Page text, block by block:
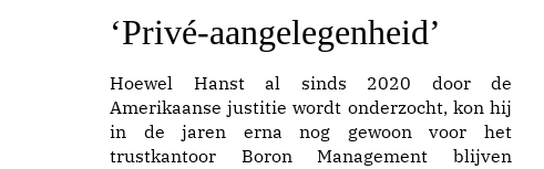
‘Privé-aangelegenheid’
Hoewel Hanst al sinds 2020 door de
Amerikaanse justitie wordt onderzocht, kon hij
in de jaren erna nog gewoon voor het
trustkantoor Boron Management blijven